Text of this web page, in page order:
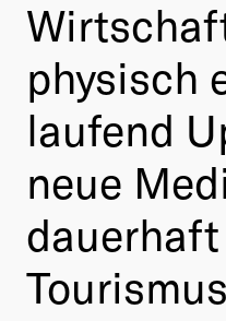
physisch
laufend
neue